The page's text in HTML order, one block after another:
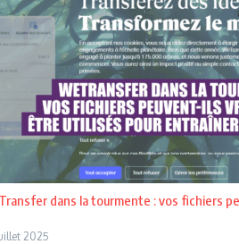
dans la tourmente : vos fichiers
2025